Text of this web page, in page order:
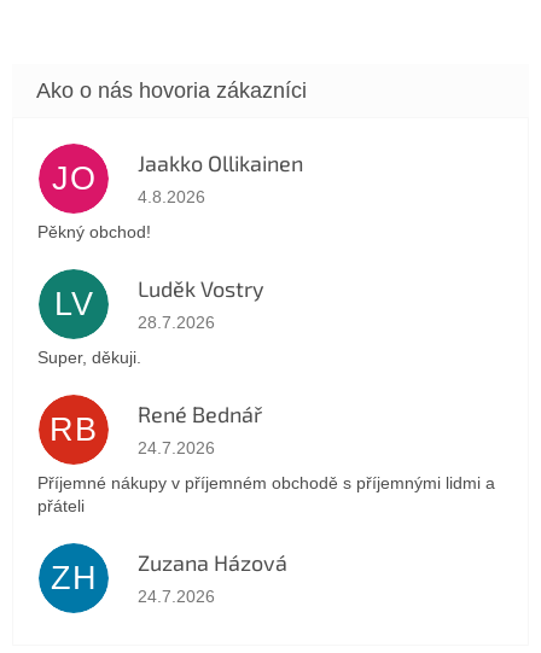
JO Jaakko Ollikainen
Hodnotenie obchodu je 5 z 5 hviezdičiek.
4.8.2026
Pěkný obchod!
LV Luděk Vostry
Hodnotenie obchodu je 5 z 5 hviezdičiek.
28.7.2026
Super, děkuji.
RB René Bednář
Hodnotenie obchodu je 5 z 5 hviezdičiek.
24.7.2026
Příjemné nákupy v příjemném obchodě s příjemnými lidmi a
přáteli
ZH Zuzana Házová
Hodnotenie obchodu je 5 z 5 hviezdičiek.
24.7.2026